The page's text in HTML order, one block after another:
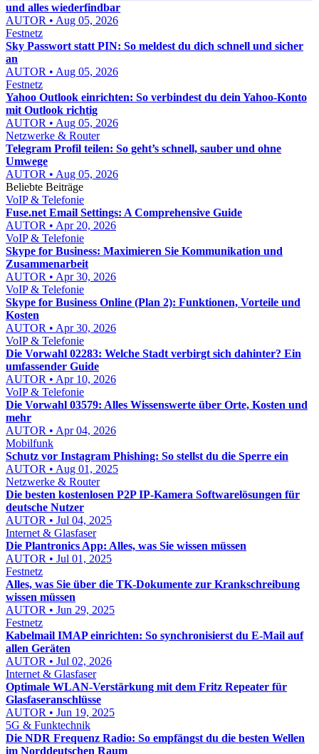
und alles wiederfindbar
AUTOR • Aug 05, 2026
Festnetz
Sky Passwort statt PIN: So meldest du dich schnell und sicher
an
AUTOR • Aug 05, 2026
Festnetz
Yahoo Outlook einrichten: So verbindest du dein Yahoo-Konto
mit Outlook richtig
AUTOR • Aug 05, 2026
Netzwerke & Router
Telegram Profil teilen: So geht’s schnell, sauber und ohne
Umwege
AUTOR • Aug 05, 2026
Beliebte Beiträge
VoIP & Telefonie
Fuse.net Email Settings: A Comprehensive Guide
AUTOR • Apr 20, 2026
VoIP & Telefonie
Skype for Business: Maximieren Sie Kommunikation und
Zusammenarbeit
AUTOR • Apr 30, 2026
VoIP & Telefonie
Skype for Business Online (Plan 2): Funktionen, Vorteile und
Kosten
AUTOR • Apr 30, 2026
VoIP & Telefonie
Die Vorwahl 02283: Welche Stadt verbirgt sich dahinter? Ein
umfassender Guide
AUTOR • Apr 10, 2026
VoIP & Telefonie
Die Vorwahl 03579: Alles Wissenswerte über Orte, Kosten und
mehr
AUTOR • Apr 04, 2026
Mobilfunk
Schutz vor Instagram Phishing: So stellst du die Sperre ein
AUTOR • Aug 01, 2025
Netzwerke & Router
Die besten kostenlosen P2P IP-Kamera Softwarelösungen für
deutsche Nutzer
AUTOR • Jul 04, 2025
Internet & Glasfaser
Die Plantronics App: Alles, was Sie wissen müssen
AUTOR • Jul 01, 2025
Festnetz
Alles, was Sie über die TK-Dokumente zur Krankschreibung
wissen müssen
AUTOR • Jun 29, 2025
Festnetz
Kabelmail IMAP einrichten: So synchronisierst du E-Mail auf
allen Geräten
AUTOR • Jul 02, 2026
Internet & Glasfaser
Optimale WLAN-Verstärkung mit dem Fritz Repeater für
Glasfaseranschlüsse
AUTOR • Jun 19, 2025
5G & Funktechnik
Die NDR Frequenz Radio: So empfängst du die besten Wellen
im Norddeutschen Raum